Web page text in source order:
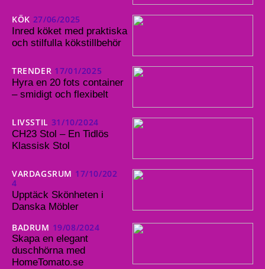
KÖK 27/06/2025
Inred köket med praktiska
och stilfulla kökstillbehör
TRENDER 17/01/2025
Hyra en 20 fots container
– smidigt och flexibelt
LIVSSTIL 31/10/2024
CH23 Stol – En Tidlös
Klassisk Stol
VARDAGSRUM 17/10/202
4
Upptäck Skönheten i
Danska Möbler
BADRUM 19/08/2024
Skapa en elegant
duschhörna med
HomeTomato.se